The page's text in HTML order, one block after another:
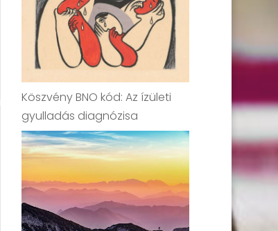
Köszvény BNO kód: Az ízületi
gyulladás diagnózisa